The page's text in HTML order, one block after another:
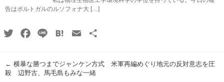
告はポルトガルのルソフォナ大 […]
TwitterFacebook
Line HatenaEmail
← 横暴な勝つまでジャンケン方式 米軍再編めぐり地元の反対意志を圧
殺 辺野古、馬毛島もみな一緒